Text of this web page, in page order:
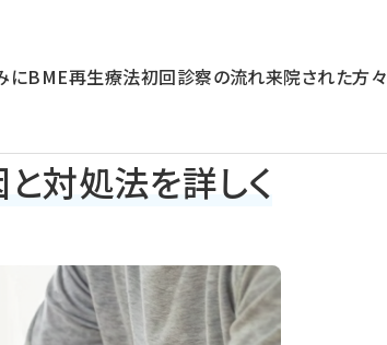
にBME再生療法初回診察の流れ来院された方々
対処法を詳しく